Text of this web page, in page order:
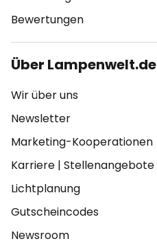
Bewertungen
Über Lampenwelt.de
Wir über uns
Newsletter
Marketing-Kooperationen
Karriere | Stellenangebote
Lichtplanung
Gutscheincodes
Newsroom